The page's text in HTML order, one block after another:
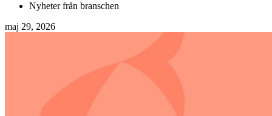
Nyheter från branschen
maj 29, 2026